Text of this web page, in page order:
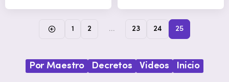
1 2 … 23 24 25
Por Maestro Decretos Videos Inicio